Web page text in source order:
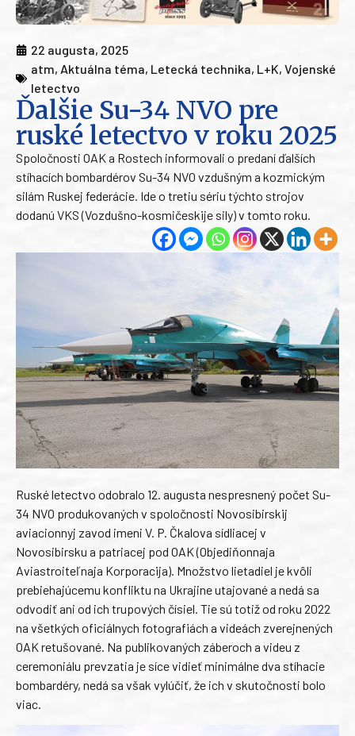
22 augusta, 2025
atm, Aktuálna téma, Letecká technika, L+K, Vojenské
letectvo
Ďalšie Su-34 NVO pre
ruské letectvo v roku 2025
Spoločnosti OAK a Rostech informovali o predaní ďalších
stíhacích bombardérov Su-34 NVO vzdušným a kozmickým
silám Ruskej federácie. Ide o tretiu sériu týchto strojov
dodanú VKS (Vozdušno-kosmičeskije sily) v tomto roku.
Ruské letectvo odobralo 12. augusta nespresnený počet Su-
34 NVO produkovaných v spoločnosti Novosibirskij
aviacionnyj zavod imeni V. P. Čkalova sídliacej v
Novosibirsku a patriacej pod OAK (Objediňonnaja
Aviastroiteľnaja Korporacija). Množstvo lietadiel je kvôli
prebiehajúcemu konfliktu na Ukrajine utajované a nedá sa
odvodiť ani od ich trupových čísiel. Tie sú totiž od roku 2022
na všetkých oficiálnych fotografiách a videách zverejnených
OAK retušované. Na publikovaných záberoch a videu z
ceremoniálu prevzatia je síce vidieť minimálne dva stíhacie
bombardéry, nedá sa však vylúčiť, že ich v skutočnosti bolo
viac.